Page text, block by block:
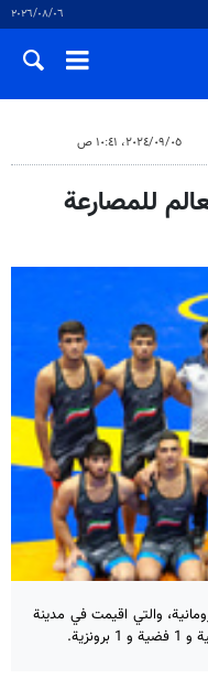
٠٦‏/٠٨‏/٢٠٢٦
٠٥‏/٠٩‏/٢٠٢٤، ١٠:٤١ ص
للمصارعة
والتي اقيمت في مدينة